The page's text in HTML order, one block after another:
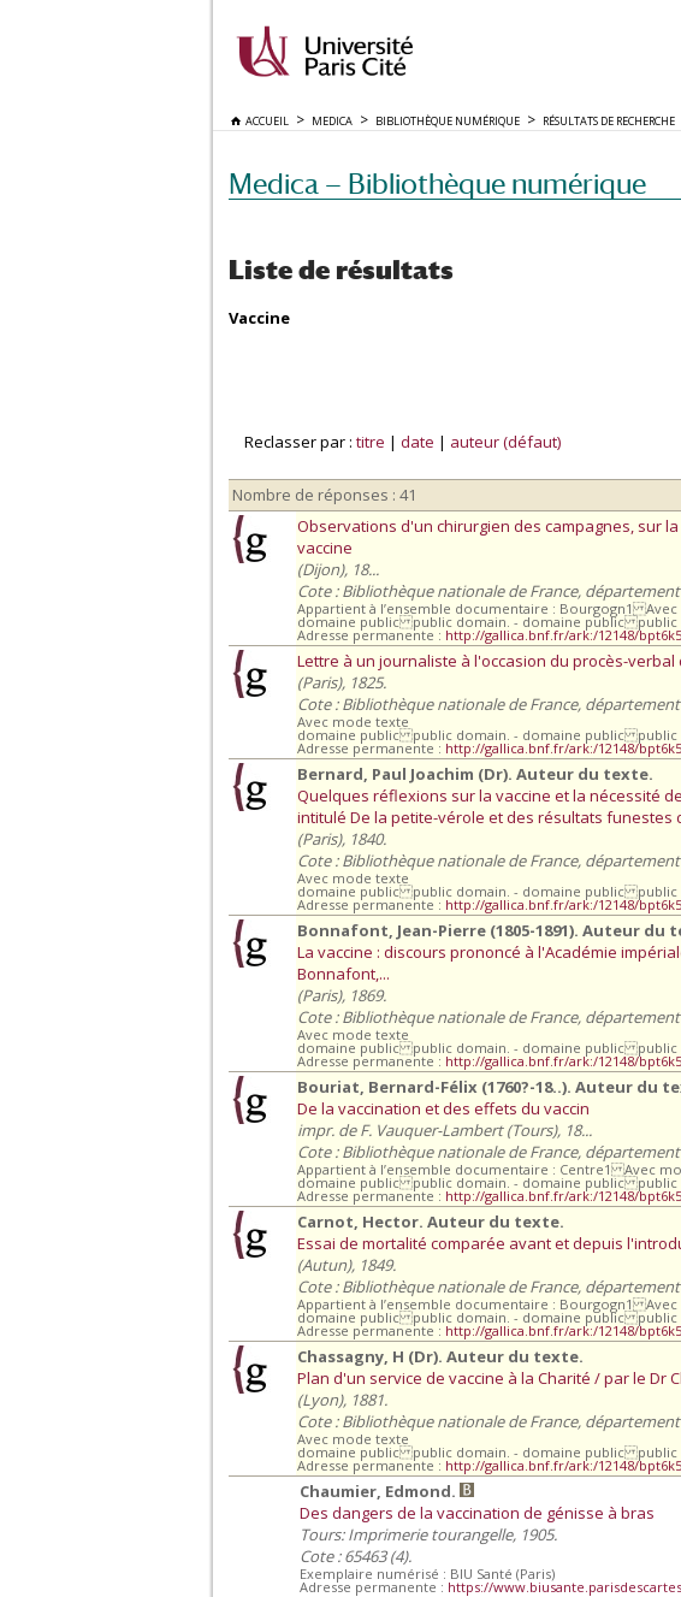
ACCUEIL MEDICA BIBLIOTHÈQUE NUMÉRIQUE RÉSULTATS DE RECHERCHE
Medica — Bibliothèque numérique
Liste de résultats
Vaccine
Reclasser par : titre | date | auteur (défaut)
Nombre de réponses : 41
Observations d'un chirurgien des campagnes, sur
vaccine
(Dijon), 18...
Cote : Bibliothèque nationale de France, département
Appartient à l’ensemble documentaire : Bourgogn1
domaine public public domain. - domaine public public
Adresse permanente : http://gallica.bnf.fr/ark:/12148/
Lettre à un journaliste à l'occasion du procès-verbal
(Paris), 1825.
Cote : Bibliothèque nationale de France, département
Avec mode texte
domaine public public domain. - domaine public public
Adresse permanente : http://gallica.bnf.fr/ark:/12148/
Bernard, Paul Joachim (Dr). Auteur du texte.
Quelques réflexions sur la vaccine et la nécessité
intitulé De la petite-vérole et des résultats funestes
(Paris), 1840.
Cote : Bibliothèque nationale de France, département
Avec mode texte
domaine public public domain. - domaine public public
Adresse permanente : http://gallica.bnf.fr/ark:/12148/
Bonnafont, Jean-Pierre (1805-1891). Auteur du
La vaccine : discours prononcé à l'Académie
Bonnafont,...
(Paris), 1869.
Cote : Bibliothèque nationale de France, département
Avec mode texte
domaine public public domain. - domaine public public
Adresse permanente : http://gallica.bnf.fr/ark:/12148/
Bouriat, Bernard-Félix (1760?-18..). Auteur du
De la vaccination et des effets du vaccin
impr. de F. Vauquer-Lambert (Tours), 18...
Cote : Bibliothèque nationale de France, département
Appartient à l’ensemble documentaire : Centre1 Avec
domaine public public domain. - domaine public public
Adresse permanente : http://gallica.bnf.fr/ark:/12148/
Carnot, Hector. Auteur du texte.
Essai de mortalité comparée avant et depuis
(Autun), 1849.
Cote : Bibliothèque nationale de France, département
Appartient à l’ensemble documentaire : Bourgogn1
domaine public public domain. - domaine public public
Adresse permanente : http://gallica.bnf.fr/ark:/12148/
Chassagny, H (Dr). Auteur du texte.
Plan d'un service de vaccine à la Charité / par le Dr
(Lyon), 1881.
Cote : Bibliothèque nationale de France, département
Avec mode texte
domaine public public domain. - domaine public public
Adresse permanente : http://gallica.bnf.fr/ark:/12148/
Chaumier, Edmond.
Des dangers de la vaccination de génisse à bras
Tours: Imprimerie tourangelle, 1905.
Cote : 65463 (4).
Exemplaire numérisé : BIU Santé (Paris)
Adresse permanente : https://